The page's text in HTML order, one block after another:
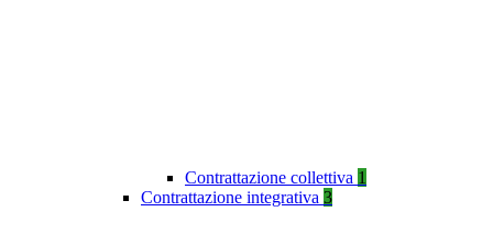
Contrattazione collettiva 1
Contrattazione integrativa 3